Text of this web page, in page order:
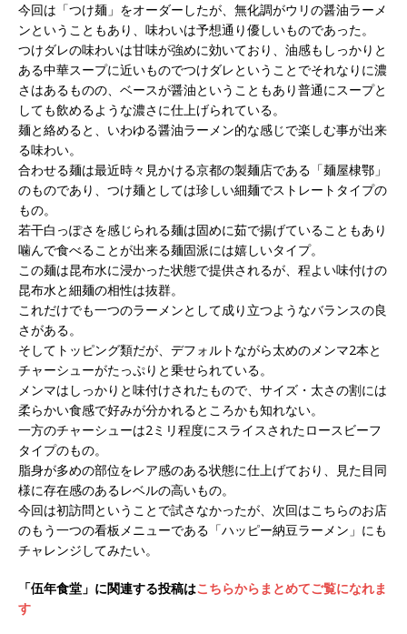
今回は「つけ麺」をオーダーしたが、無化調がウリの醤油ラーメ
ンということもあり、味わいは予想通り優しいものであった。
つけダレの味わいは甘味が強めに効いており、油感もしっかりと
ある中華スープに近いものでつけダレということでそれなりに濃
さはあるものの、ベースが醤油ということもあり普通にスープと
しても飲めるような濃さに仕上げられている。
麺と絡めると、いわゆる醤油ラーメン的な感じで楽しむ事が出来
る味わい。
合わせる麺は最近時々見かける京都の製麺店である「麺屋棣鄂」
のものであり、つけ麺としては珍しい細麺でストレートタイプの
もの。
若干白っぽさを感じられる麺は固めに茹で揚げていることもあり
噛んで食べることが出来る麺固派には嬉しいタイプ。
この麺は昆布水に浸かった状態で提供されるが、程よい味付けの
昆布水と細麺の相性は抜群。
これだけでも一つのラーメンとして成り立つようなバランスの良
さがある。
そしてトッピング類だが、デフォルトながら太めのメンマ2本と
チャーシューがたっぷりと乗せられている。
メンマはしっかりと味付けされたもので、サイズ・太さの割には
柔らかい食感で好みが分かれるところかも知れない。
一方のチャーシューは2ミリ程度にスライスされたロースビーフ
タイプのもの。
脂身が多めの部位をレア感のある状態に仕上げており、見た目同
様に存在感のあるレベルの高いもの。
今回は初訪問ということで試さなかったが、次回はこちらのお店
のもう一つの看板メニューである「ハッピー納豆ラーメン」にも
チャレンジしてみたい。
「伍年食堂」に関連する投稿はこちらからまとめてご覧になれま
す